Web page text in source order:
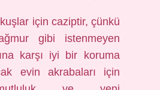
için caziptir, çünkü
gibi istenmeyen
karşı iyi bir koruma
evin akrabaları için